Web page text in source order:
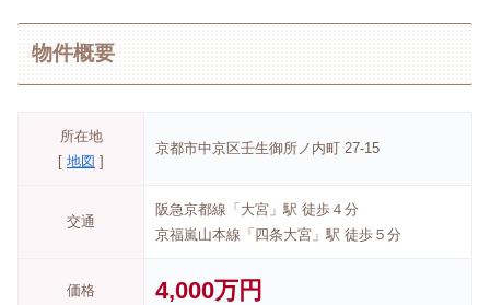
物件概要
所在地
[ 地図 ]
京都市中京区壬生御所ノ内町 27-15
交通
阪急京都線「大宮」駅 徒歩４分
京福嵐山本線「四条大宮」駅 徒歩５分
価格 4,000万円